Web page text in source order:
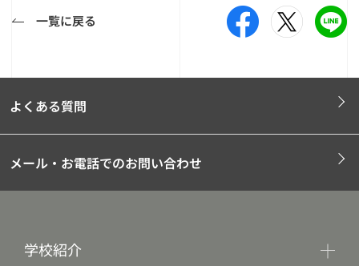
一覧に戻る
よくある質問
メール・お電話でのお問い合わせ
学校紹介